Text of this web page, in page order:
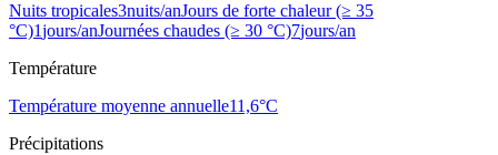
Nuits tropicales3nuits/anJours de forte chaleur (≥ 35
°C)1jours/anJournées chaudes (≥ 30 °C)7jours/an
Température
Température moyenne annuelle11,6°C
Précipitations